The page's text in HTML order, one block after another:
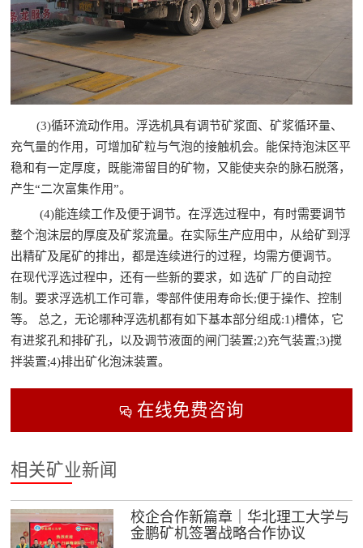
(3)循环流动作用。浮选机具有调节矿浆面、矿浆循环量、
充气量的作用，可增加矿粒与气泡的接触机会。能保持泡沫区平
稳和有一定厚度，既能滞留目的矿物，又能使夹杂的脉石脱落，
产生“二次富集作用”。
(4)能连续工作及便于调节。在浮选过程中，有时需要调节
整个泡沫层的厚度及矿浆流量。在实际生产应用中，从给矿到浮
出精矿及尾矿的排出，都是连续进行的过程，均需方便调节。
在现代浮选过程中，还有一些新的要求，如 选矿 厂的自动控
制。要求浮选机工作可靠，零部件使用寿命长;便于操作、控制
等。 总之，无论哪种浮选机都有如下基本部分组成:1)槽体，它
有进浆孔和排矿孔，以及调节液面的闸门装置;2)充气装置;3)搅
拌装置;4)排出矿化泡沫装置。
在线免费咨询
相关矿业新闻
校企合作新篇章｜华北理工大学与
金鹏矿机签署战略合作协议